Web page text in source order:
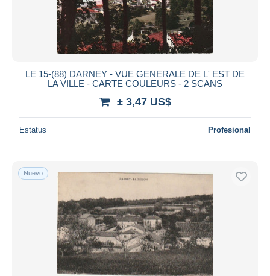
LE 15-(88) DARNEY - VUE GENERALE DE L' EST DE
LA VILLE - CARTE COULEURS - 2 SCANS
± 3,47 US$
Estatus Profesional
Nuevo